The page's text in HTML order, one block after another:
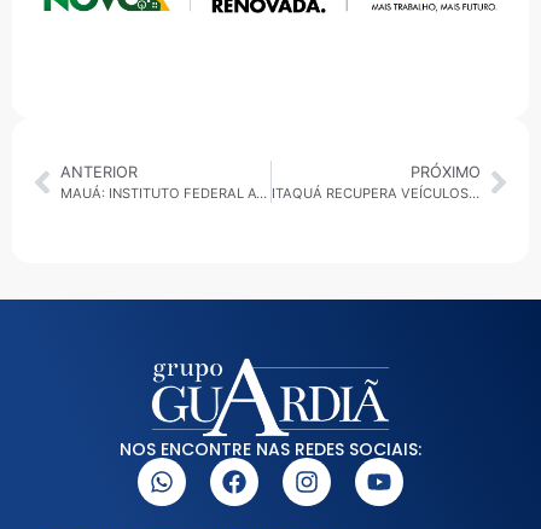
ANTERIOR
MAUÁ: INSTITUTO FEDERAL AVANÇA COM OBRAS E DEVE INICIAR ATIVIDADES A PARTIR DE AGOSTO
PRÓXIMO
ITAQUÁ RECUPERA VEÍCULOS, MOGI AMPLIA VACINAÇÃO E SUZANO RETOMA COLETA
NOS ENCONTRE NAS REDES SOCIAIS: